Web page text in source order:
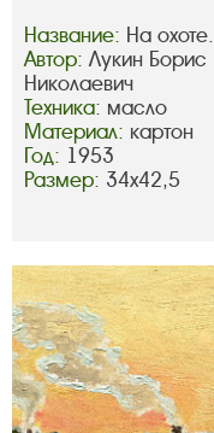
Название: На охоте.
Автор: Лукин Борис
Николаевич
Техника: масло
Материал: картон
Год: 1953
Размер: 34х42,5